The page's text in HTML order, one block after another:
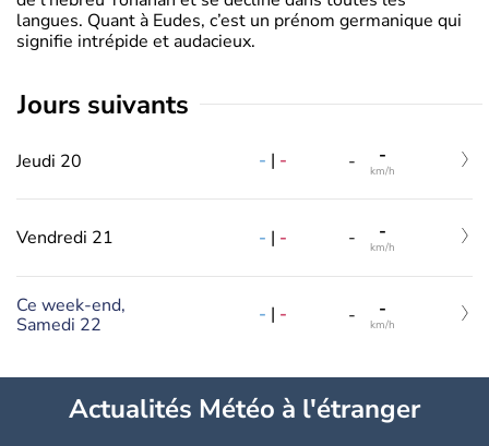
langues. Quant à Eudes, c’est un prénom germanique qui
signifie intrépide et audacieux.
jours suivants
Jeudi 20 - | - - -
km/h
Vendredi 21 - | - - -
km/h
Ce week-end,
Samedi 22
- | - - -
km/h
Actualités Météo à l'étranger